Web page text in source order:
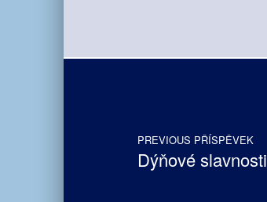
Post navigation
PREVIOUS PŘÍSPĚVEK
Dýňové slavnosti